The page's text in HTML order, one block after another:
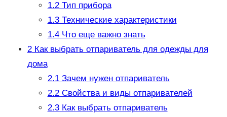
1.2Тип прибора
1.3Технические характеристики
1.4Что еще важно знать
2Как выбрать отпариватель для одежды для
дома
2.1Зачем нужен отпариватель
2.2Свойства и виды отпаривателей
2.3Как выбрать отпариватель